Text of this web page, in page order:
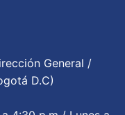
General /
D.C)